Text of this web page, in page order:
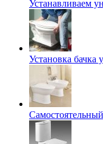
Устанавливаем
Установка